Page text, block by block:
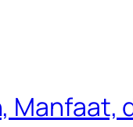
Manfaat,